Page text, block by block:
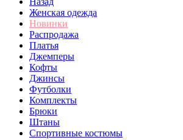
Женская одежда
Новинки
Распродажа
Платья
Джемперы
Кофты
Джинсы
Футболки
Комплекты
Брюки
Штаны
Спортивные костюмы